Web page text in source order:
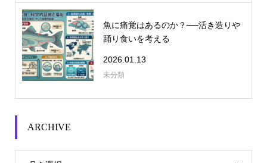
魚に痛覚はあるのか？──活き造りや
踊り食いを考える
2026.01.13
未分類
ARCHIVE